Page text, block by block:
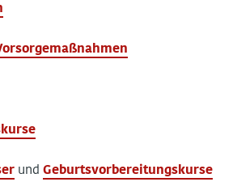
und Geburtsvorbereitungskurse